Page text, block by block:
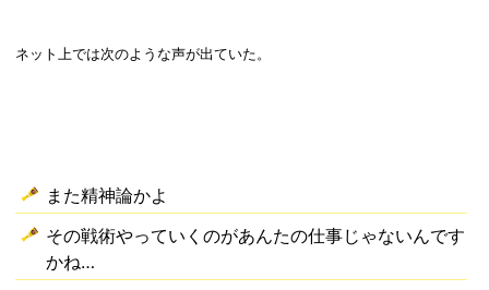
ネット上では次のような声が出ていた。
また精神論かよ
その戦術やっていくのがあんたの仕事じゃないんです
かね…